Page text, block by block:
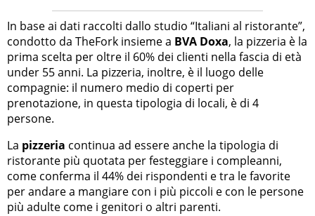
In base ai dati raccolti dallo studio “Italiani al ristorante”,
condotto da TheFork insieme a BVA Doxa, la pizzeria è la
prima scelta per oltre il 60% dei clienti nella fascia di età
under 55 anni. La pizzeria, inoltre, è il luogo delle
compagnie: il numero medio di coperti per
prenotazione, in questa tipologia di locali, è di 4
persone.
La pizzeria continua ad essere anche la tipologia di
ristorante più quotata per festeggiare i compleanni,
come conferma il 44% dei rispondenti e tra le favorite
per andare a mangiare con i più piccoli e con le persone
più adulte come i genitori o altri parenti.